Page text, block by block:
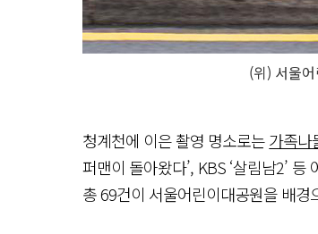
(위) 서울
청계천에 이은 촬영 명소로는가족나
퍼맨이 돌아왔다’, KBS ‘살림남2’
총 69건이 서울어린이대공원을 배경